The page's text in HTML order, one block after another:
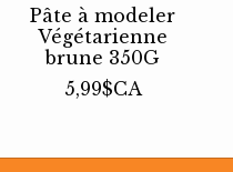
Pâte à modeler
Végétarienne
brune 350G
5,99$CA